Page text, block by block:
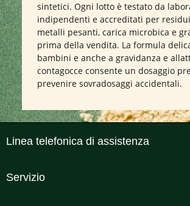
sintetici. Ogni lotto è testato da
indipendenti e accreditati per
metalli pesanti, carica microbica e
prima della vendita. La formula
bambini e anche a gravidanza e
contagocce consente un dosaggio
prevenire sovradosaggi accidentali.
Linea telefonica di assistenza
Servizio